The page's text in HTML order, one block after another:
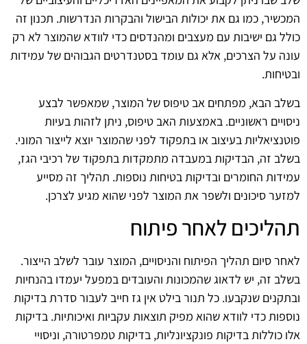
המכשיר, כמו גם את יכולות הבישול והבקרות הנדרשות. תכנון זה
כולל גם ישיבות עם מעצבים ומהנדסים כדי לוודא שהמוצר לא רק
עונה על הצרכים, אלא גם עומד בסטנדרטים הגבוהים של עמידות
ובטיחות.
בשלב הבא, מפתחים אב טיפוס של המוצר, שמאפשר לבצע
ניסויים ראשוניים. באמצעות האב טיפוס, ניתן לזהות בעיות
פוטנציאליות בעיצוב או בתפקוד לפני שהמוצר יוצא לייצור המוני.
בשלב זה, הבדיקות במעבדה מתמקדות בתפקוד של רכיבי הגז,
עמידות החומרים ובדיקות בטיחות נוספות. תהליך זה מסייע
למזער סיכונים ולשפר את המוצר לפני שהוא מגיע לצרכן.
תהליכים לאחר פיתוח
לאחר סיום תהליך הפיתוח והניסויים, המוצר עובר לשלב הייצור.
בשלב זה, יש לדאוג שהמכונות והעובדים במפעל יעמדו בהנחיות
ובתקנים שנקבעו. כל תנור בילט אין גז חייב לעבור סדרת בדיקות
נוספות כדי לוודא שהוא מפיק תוצאות עקביות ואיכותיות. בדיקות
אלו כוללות בדיקות פונקציונליות, בדיקות טמפרטורה, וניסויי